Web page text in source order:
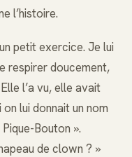
l’histoire.
petit exercice. Je lui
respirer doucement,
l’a vu, elle avait
on lui donnait un nom
Bouton ».
de clown ? »